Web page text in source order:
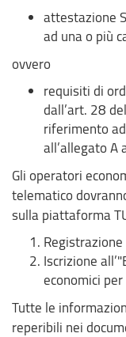
attestazione
ad una o più
ovvero
requisiti di
dall’art. 28
riferimento
all’allegato A
Gli operatori
telematico
sulla piattaforma
Iscrizione
economici per
Tutte le
reperibili nei